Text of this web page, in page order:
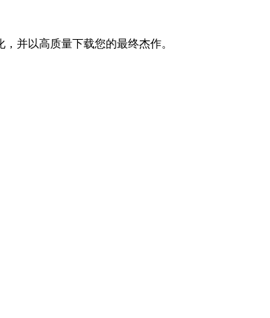
并以高质量下载您的最终杰作。